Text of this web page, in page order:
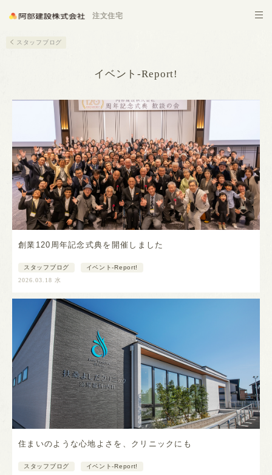
注文住宅
スタッフブログ
イベント-Report!
創業120周年記念式典を開催しました
スタッフブログ
イベント-Report!
2026.03.18 水
住まいのような心地よさを、クリニックにも
スタッフブログ
イベント-Report!